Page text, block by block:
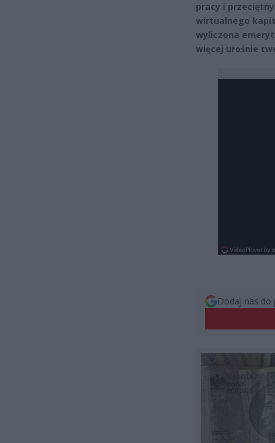
pracy i
wirtualnego
wyliczona
więcej urośnie
Dodaj nas do